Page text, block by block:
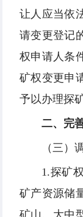
让人应当依
请变更登记
权申请人条
矿权变更申
予以办理探
二、完
（三）
1.探矿
矿产资源储